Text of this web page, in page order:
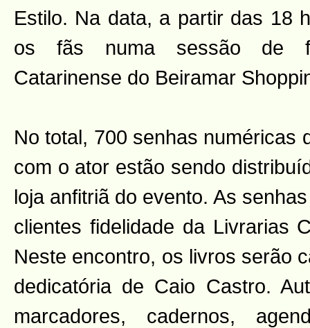
Estilo. Na data, a partir das 18
os fãs numa sessão de
Catarinense do Beiramar
No total, 700 senhas numéricas
com o ator estão sendo
loja anfitriã do evento. As
clientes fidelidade da Livrarias
Neste encontro, os livros serão
dedicatória de Caio Castro.
marcadores, cadernos,